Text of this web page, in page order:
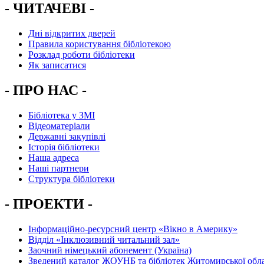
- ЧИТАЧЕВІ -
Дні відкритих дверей
Правила користування бібліотекою
Розклад роботи бібліотеки
Як записатися
- ПРО НАС -
Бібліотека у ЗМІ
Відеоматеріали
Державні закупівлі
Історія бібліотеки
Наша адреса
Наші партнери
Структура бібліотеки
- ПРОЕКТИ -
Інформаційно-ресурсний центр «Вікно в Америку»
Вiддiл «Інклюзивний читальний зал»
Заочний німецький абонемент (Україна)
Зведений каталог ЖОУНБ та бібліотек Житомирської